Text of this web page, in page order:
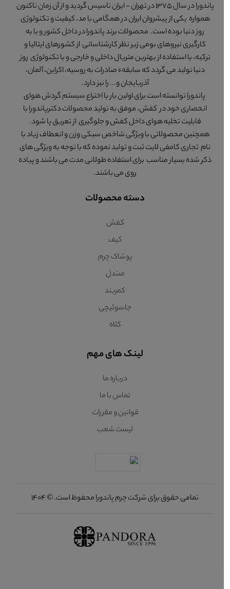
پاندورا در سال 1375 در تهران - ایران تاسیس گردید و از آن زمان تاکنون
همواره یکی از پیشروان ایران در همگامی با مد، کیفیت و تکنولوژی
روز دنیا بوده است. محصولات برند پاندورا در داخل کشور و با به
کارگیری نیروهای بومی زیر نظر کارشناسانی از کشورهای ایتالیا و
ترکیه، با استفاده از بهترین متریال داخلی و خارجی و با تکنولوژی روز
دنیا تولید می گردد که سابقهء صادرات به روسیه، اکراین، آلمان،
آذربایجان و... را نیز دارد.
پاندورا توانسته است برای اولین بار با اختراع سیستم گردش هوای
انحصاری خود در کفش، موفق به تولید محصولات دکترپاندورا با
قابلیت تخلیه هوای داخل کفش و جلوگیری از تعریق پا شود.
همچنین محصولاتی با ویژگی شاخص سبکی وزن و انعطاف زیاد با
نام تجاری کامفی لایت ثبت و تولید نموده که با توجه به ویژگی های
ذکر شده بسیار مناسب برای استفاده طولانی مدت می باشند و پیاده
روی می باشند.
دسته محصولات
کفش
کیف
پوشاک چرم
صندل
کمربند
جاسوئیچی
کلاه
لینک های مهم
درباره ما
تماس با ما
قوانین و مقررات
لیست شعب
تمامی حقوق برای شرکت چرم پاندورا محفوظ است. © 1404